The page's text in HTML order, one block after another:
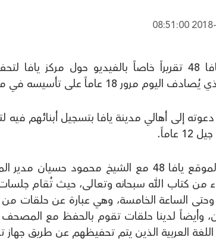
2018-
أعدّ موقع يافا 48 تقريراً خاصاً بالفيديو حول مركز
عاماً على تأسيسه في مدينة يافا وعمله في تحفيظ القرآن.
عاماً.
وفي حديث لموقع يافا 48 مع الشيخ محمود
من كتاب الله سبحانه وتعالى، حيث تُقام
الساعة 3.30 وحتى الساعة الخامسة، وهي عبارة عن
وأيضاً لدينا حلقات تقوم بالحفظ مع
العربية الذين يتم تحفيظهم عن طريق جهاز